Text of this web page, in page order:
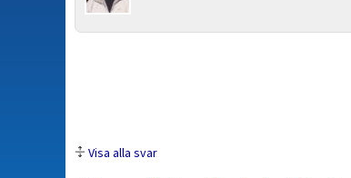
Visa alla svar